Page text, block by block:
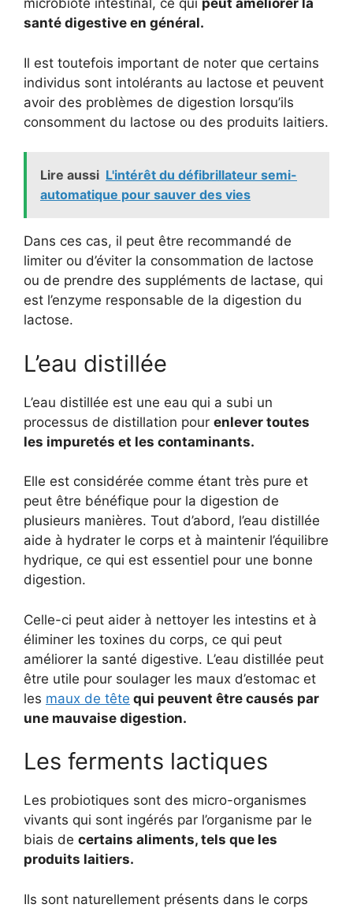
microbiote intestinal, ce qui peut améliorer la
santé digestive en général.
Il est toutefois important de noter que certains
individus sont intolérants au lactose et peuvent
avoir des problèmes de digestion lorsqu’ils
consomment du lactose ou des produits laitiers.
Lire aussi L'intérêt du défibrillateur semi-
automatique pour sauver des vies
Dans ces cas, il peut être recommandé de
limiter ou d’éviter la consommation de lactose
ou de prendre des suppléments de lactase, qui
est l’enzyme responsable de la digestion du
lactose.
L’eau distillée
L’eau distillée est une eau qui a subi un
processus de distillation pour enlever toutes
les impuretés et les contaminants.
Elle est considérée comme étant très pure et
peut être bénéfique pour la digestion de
plusieurs manières. Tout d’abord, l’eau distillée
aide à hydrater le corps et à maintenir l’équilibre
hydrique, ce qui est essentiel pour une bonne
digestion.
Celle-ci peut aider à nettoyer les intestins et à
éliminer les toxines du corps, ce qui peut
améliorer la santé digestive. L’eau distillée peut
être utile pour soulager les maux d’estomac et
les maux de tête qui peuvent être causés par
une mauvaise digestion.
Les ferments lactiques
Les probiotiques sont des micro-organismes
vivants qui sont ingérés par l’organisme par le
biais de certains aliments, tels que les
produits laitiers.
Ils sont naturellement présents dans le corps